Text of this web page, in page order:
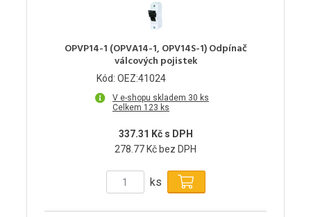
OPVP14-1 (OPVA14-1, OPV14S-1) Odpínač
válcových pojistek
Kód: OEZ:41024
V e-shopu skladem 30 ks
Celkem 123 ks
337.31 Kč s DPH
278.77 Kč bez DPH
ks